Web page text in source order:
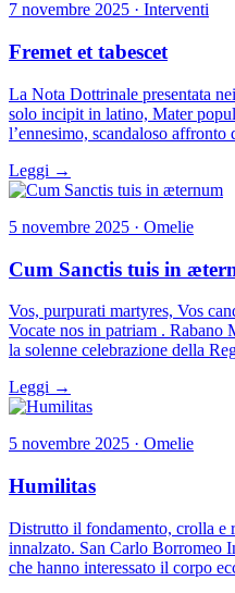
7 novembre 2025 · Interventi
Fremet et tabescet
La Nota Dottrinale presentata
solo incipit in latino, Mater
l’ennesimo, scandaloso
Leggi →
5 novembre 2025 · Omelie
Cum Sanctis tuis in
Vos, purpurati martyres, Vos
Vocate nos in patriam . Rabano
la solenne celebrazione della
Leggi →
5 novembre 2025 · Omelie
Humilitas
Distrutto il fondamento, crolla e
innalzato. San Carlo Borromeo
che hanno interessato il corpo